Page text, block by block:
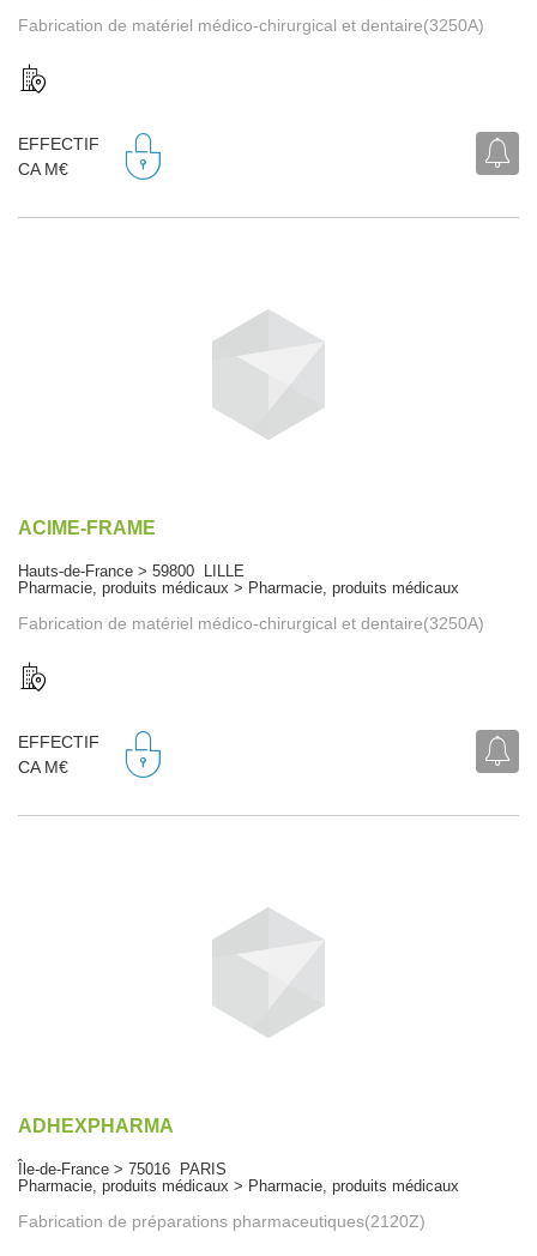
Fabrication de matériel médico-chirurgical et dentaire(3250A)
EFFECTIF
CA M€
ACIME-FRAME
Hauts-de-France > 59800 LILLE
Pharmacie, produits médicaux > Pharmacie, produits médicaux
Fabrication de matériel médico-chirurgical et dentaire(3250A)
EFFECTIF
CA M€
ADHEXPHARMA
Île-de-France > 75016 PARIS
Pharmacie, produits médicaux > Pharmacie, produits médicaux
Fabrication de préparations pharmaceutiques(2120Z)